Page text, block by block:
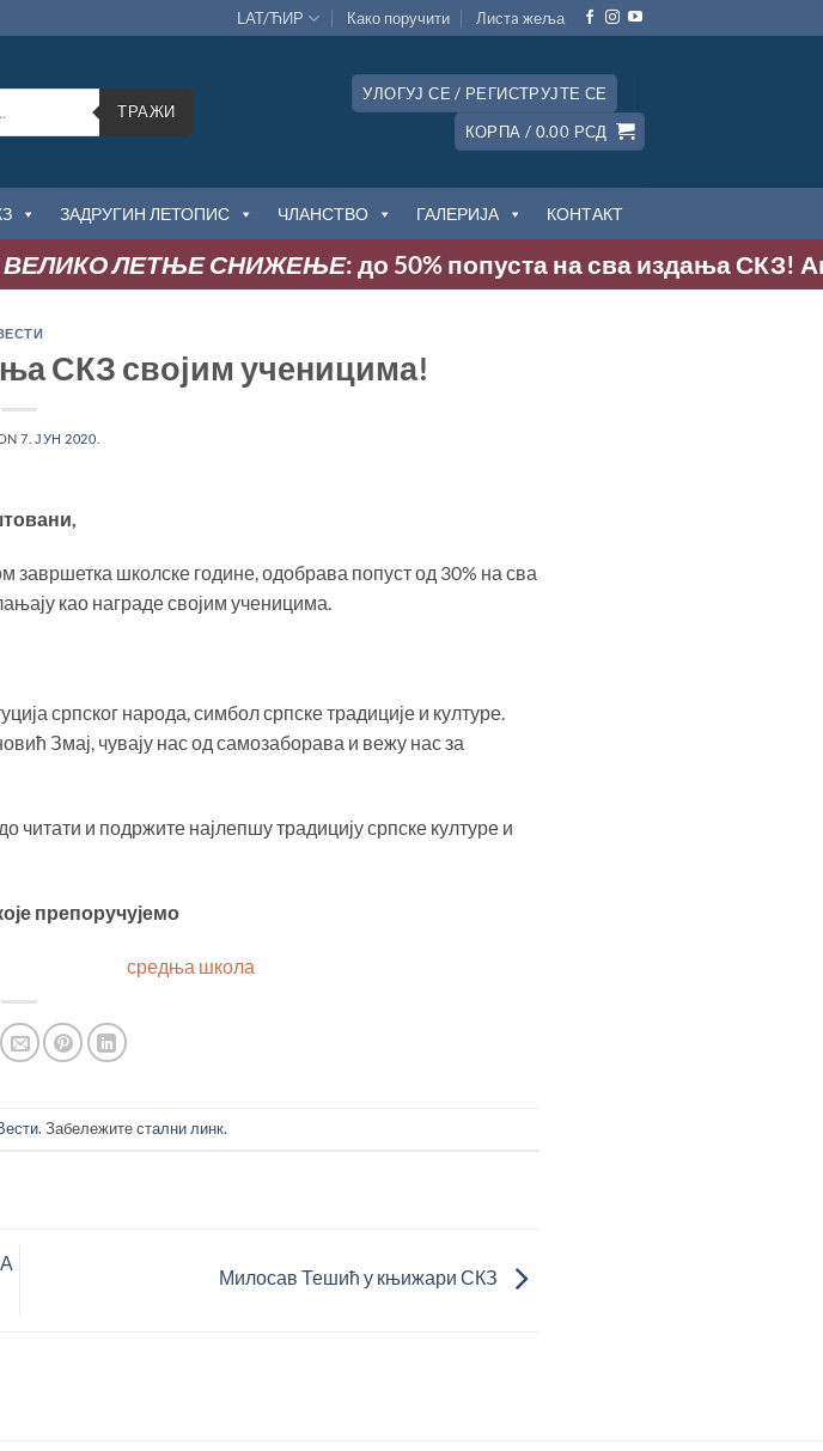
LAT/ЋИР Како поручити Листa жеља
ТРАЖИ
УЛОГУЈ СЕ / РЕГИСТРУЈТЕ СЕ
КОРПА / 0.00 РСД
ЗАДРУГИН ЛЕТОПИС ЧЛАНСТВО ГАЛЕРИЈА КОНТАКТ
ЛЕТЊЕ СНИЖЕЊЕ: до 50% попуста на сва издања СКЗ!
СКЗ својим ученицима!
7. ЈУН 2020.
школске године, одобрава попуст од 30% на сва
као награде својим ученицима.
српског народа, симбол српске традиције и културе.
Змај, чувају нас од самозаборава и вежу нас за
и подржите најлепшу традицију српске културе и
препоручујемо
средња школа
. Забележитестални линк.
Милосав Тешић у књижари СКЗ